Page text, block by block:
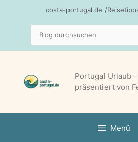
costa-portugal.de /
Portugal Urlaub
präsentiert von
Menü